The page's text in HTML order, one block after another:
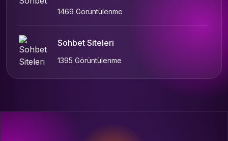
1469 Görüntülenme
Sohbet Siteleri
1395 Görüntülenme